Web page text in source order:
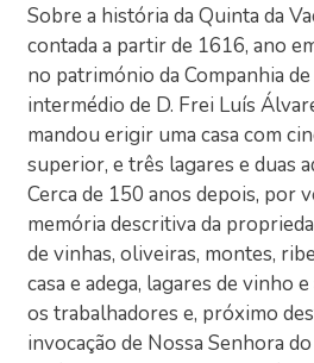
Sobre a história da Quinta da
contada a partir de 1616, ano
no património da Companhia
intermédio de D. Frei Luís
mandou erigir uma casa com
superior, e três lagares e duas
Cerca de 150 anos depois, por
memória descritiva da
de vinhas, oliveiras, montes,
casa e adega, lagares de vinho
os trabalhadores e, próximo
invocação de Nossa Senhora